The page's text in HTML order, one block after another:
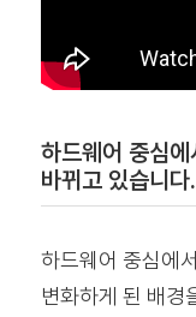
하드웨어 중심
바뀌고 있습니다.
하드웨어 중심에
변화하게 된 배경